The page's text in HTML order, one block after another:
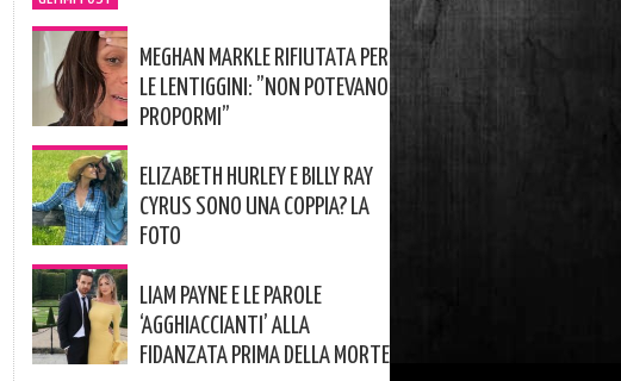
MEGHAN MARKLE RIFIUTATA PER
LE LENTIGGINI: ”NON POTEVANO
PROPORMI”
ELIZABETH HURLEY E BILLY RAY
CYRUS SONO UNA COPPIA? LA
FOTO
LIAM PAYNE E LE PAROLE
‘AGGHIACCIANTI’ ALLA
FIDANZATA PRIMA DELLA MORTE